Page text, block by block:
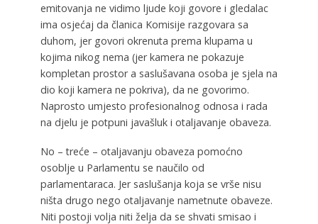
emitovanja ne vidimo ljude koji govore i gledalac
ima osjećaj da članica Komisije razgovara sa
duhom, jer govori okrenuta prema klupama u
kojima nikog nema (jer kamera ne pokazuje
kompletan prostor a saslušavana osoba je sjela na
dio koji kamera ne pokriva), da ne govorimo.
Naprosto umjesto profesionalnog odnosa i rada
na djelu je potpuni javašluk i otaljavanje obaveza.
No – treće – otaljavanju obaveza pomoćno
osoblje u Parlamentu se naučilo od
parlamentaraca. Jer saslušanja koja se vrše nisu
ništa drugo nego otaljavanje nametnute obaveze.
Niti postoji volja niti želja da se shvati smisao i